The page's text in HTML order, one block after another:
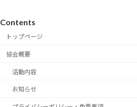
Contents
トップページ
協会概要
活動内容
お知らせ